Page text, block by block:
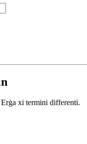
xi termini differenti.